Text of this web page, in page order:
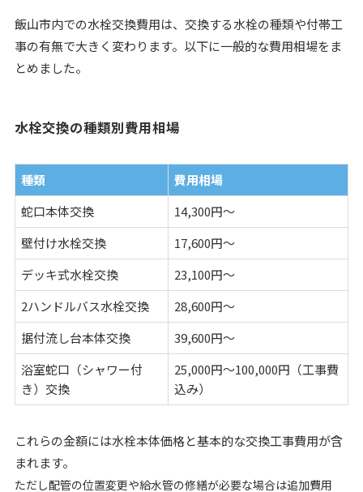
飯山市内での水栓交換費用は、交換する水栓の種類や付帯工
事の有無で大きく変わります。以下に一般的な費用相場をま
とめました。
水栓交換の種類別費用相場
種類
費用相場
蛇口本体交換
14,300円～
壁付け水栓交換
17,600円～
デッキ式水栓交換
23,100円～
2ハンドルバス水栓交換
28,600円～
据付流し台本体交換
39,600円～
浴室蛇口（シャワー付
き）交換
25,000円～100,000円（工事費
込み）
これらの金額には水栓本体価格と基本的な交換工事費用が含
まれます。
ただし配管の位置変更や給水管の修繕が必要な場合は追加費用